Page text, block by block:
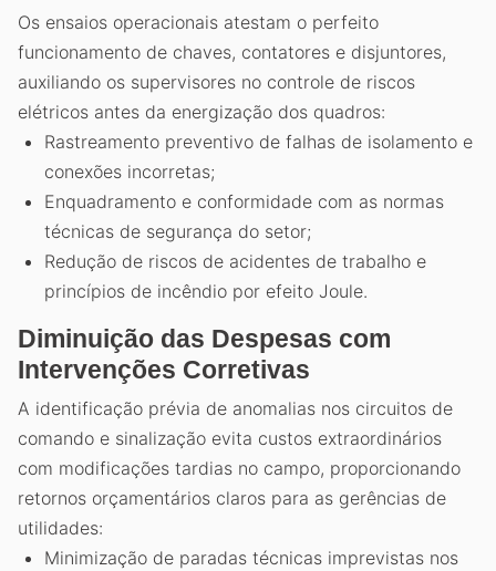
Os ensaios operacionais atestam o perfeito
funcionamento de chaves, contatores e disjuntores,
auxiliando os supervisores no controle de riscos
elétricos antes da energização dos quadros:
Rastreamento preventivo de falhas de isolamento e
conexões incorretas;
Enquadramento e conformidade com as normas
técnicas de segurança do setor;
Redução de riscos de acidentes de trabalho e
princípios de incêndio por efeito Joule.
Diminuição das Despesas com
Intervenções Corretivas
A identificação prévia de anomalias nos circuitos de
comando e sinalização evita custos extraordinários
com modificações tardias no campo, proporcionando
retornos orçamentários claros para as gerências de
utilidades:
Minimização de paradas técnicas imprevistas nos